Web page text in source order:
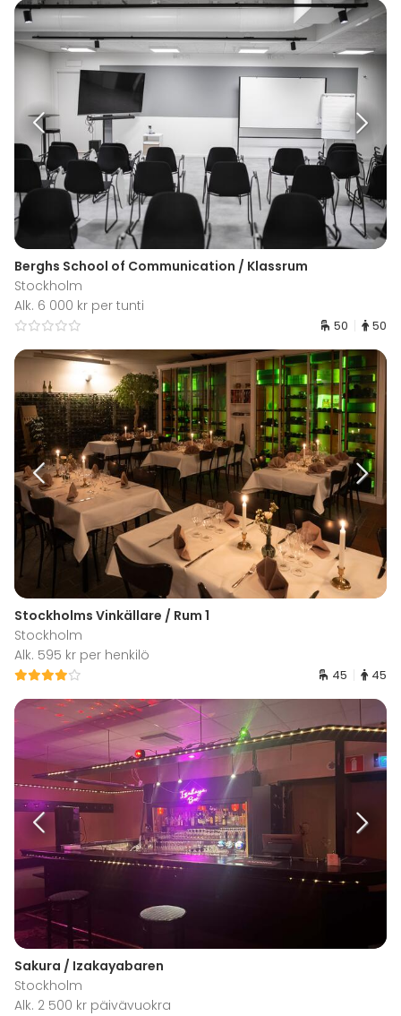
Berghs School of Communication / Klassrum
Stockholm
Alk. 6 000 kr per tunti
50 50
Stockholms Vinkällare / Rum 1
Stockholm
Alk. 595 kr per henkilö
45 45
Sakura / Izakayabaren
Stockholm
Alk. 2 500 kr päivävuokra